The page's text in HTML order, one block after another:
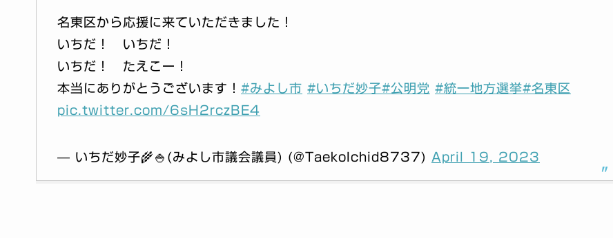
名東区から応援に来ていただきました！
いちだ！ いちだ！
いちだ！ たえこー！
本当にありがとうございます！ #みよし市 #いちだ妙子#公明党 #統一地方選挙#名東区
pic.twitter.com/6sH2rczBE4
— いちだ妙子🌾🍚(みよし市議会議員) (@TaekoIchid8737) April 19, 2023